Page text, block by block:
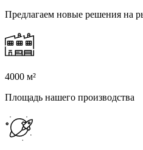
Предлагаем новые решения на
4000 м²
Площадь нашего производства